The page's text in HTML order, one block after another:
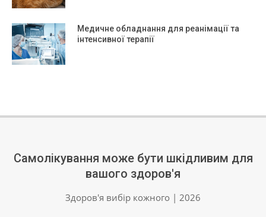
Медичне обладнання для реанімації та
інтенсивної терапії
Самолікування може бути шкідливим для
вашого здоров'я
Здоров'я вибір кожного | 2026